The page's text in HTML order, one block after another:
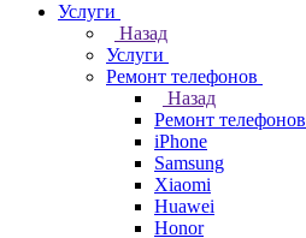
Услуги
Назад
Услуги
Ремонт телефонов
Назад
Ремонт телефонов
iPhone
Samsung
Xiaomi
Huawei
Honor